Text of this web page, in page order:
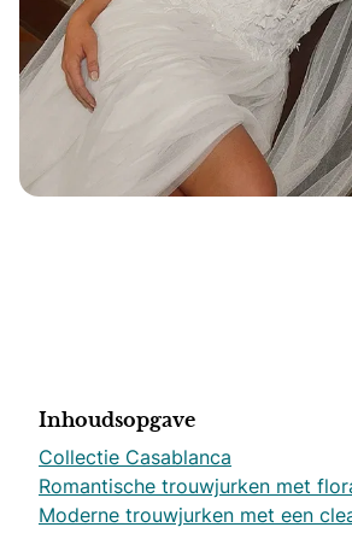
Inhoudsopgave
Collectie Casablanca
Romantische trouwjurken met
Moderne trouwjurken met een